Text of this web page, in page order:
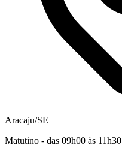
Aracaju/SE
Matutino - das 09h00 às 11h30